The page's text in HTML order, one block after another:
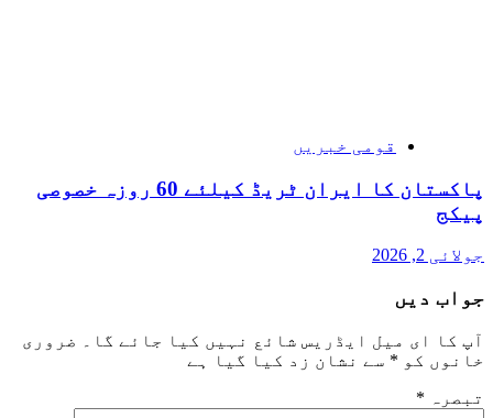
قومی خبریں
پاکستان کا ایران ٹریڈ کیلئے 60 روزہ خصوصی
پیکج
جولائی 2, 2026
جواب دیں
آپ کا ای میل ایڈریس شائع نہیں کیا جائے گا۔
ضروری
خانوں کو * سے نشان زد کیا گیا ہے
تبصرہ *